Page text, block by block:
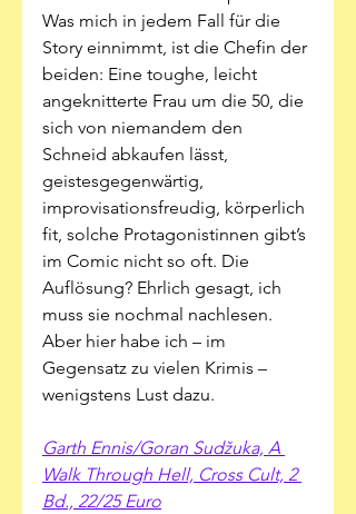
Was mich in jedem Fall für die
Story einnimmt, ist die Chefin der
beiden: Eine toughe, leicht
angeknitterte Frau um die 50, die
sich von niemandem den
Schneid abkaufen lässt,
geistesgegenwärtig,
improvisationsfreudig, körperlich
fit, solche Protagonistinnen gibt’s
im Comic nicht so oft. Die
Auflösung? Ehrlich gesagt, ich
muss sie nochmal nachlesen.
Aber hier habe ich – im
Gegensatz zu vielen Krimis –
wenigstens Lust dazu.
Garth Ennis/Goran Sudžuka, A
Walk Through Hell, Cross Cult, 2
Bd., 22/25 Euro